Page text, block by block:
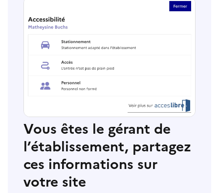
Vous êtes le gérant de
l’établissement, partagez
ces informations sur
votre site